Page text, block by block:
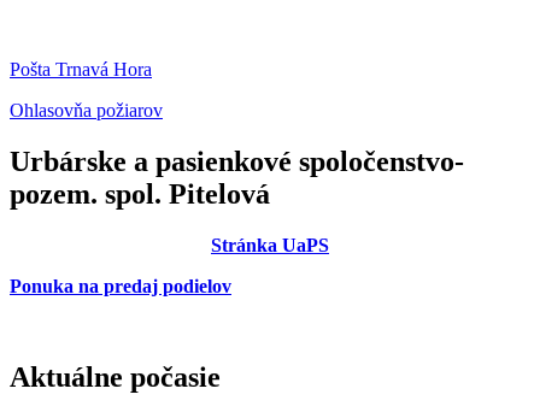
Pošta Trnavá Hora
Ohlasovňa požiarov
Urbárske a pasienkové spoločenstvo-
pozem. spol. Pitelová
Stránka UaPS
Ponuka na predaj podielov
Aktuálne počasie